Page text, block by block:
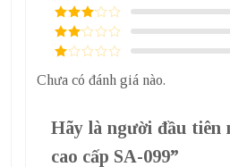
4/ 5
điểm
3/ 5
điểm
2/
điểm
/
Chưa có đánh giá nào.
Hãy là người đầu tiên
cao cấp SA-099”